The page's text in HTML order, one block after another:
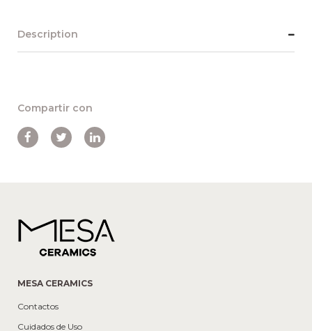
Description
Compartir con
MESA CERAMICS
Contactos
Cuidados de Uso